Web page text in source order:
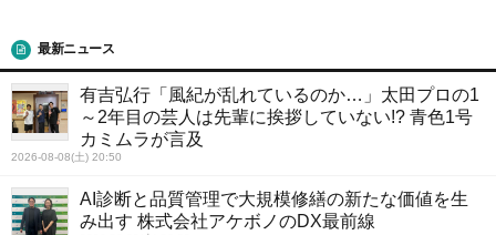
最新ニュース
有吉弘行「風紀が乱れているのか…」太田プロの1
～2年目の芸人は先輩に挨拶していない!? 青色1号
カミムラが言及
2026-08-08(土) 20:50
AI診断と品質管理で大規模修繕の新たな価値を生
み出す 株式会社アケボノのDX最前線